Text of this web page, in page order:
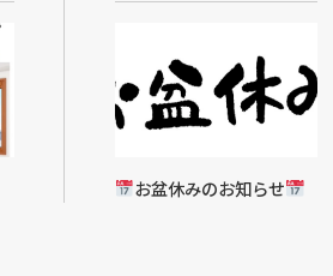
お盆休みのお知らせ